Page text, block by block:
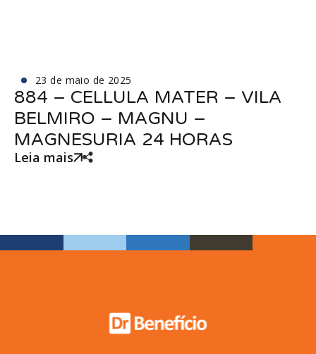
23 de maio de 2025
884 – CELLULA MATER – VILA
BELMIRO – MAGNU –
MAGNESURIA 24 HORAS
Leia mais